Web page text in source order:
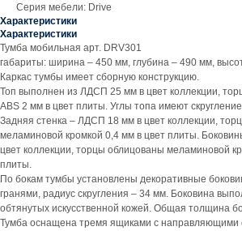
Серия мебели: Drive
Характеристики
Характеристики
Тумба мобильная арт. DRV301
габариты: ширина – 450 мм, глубина – 490 мм,
Каркас тумбы имеет сборную конструкцию.
Топ выполнен из ЛДСП 25 мм в цвет коллекции,
ABS 2 мм в цвет плиты. Углы топа имеют
Задняя стенка – ЛДСП 18 мм в цвет коллекции,
меламиновой кромкой 0,4 мм в цвет плиты.
цвет коллекции, торцы облицованы меламиновой
плиты.
По бокам тумбы установлены декоративные
гранями, радиус скругления – 34 мм. Боковина
обтянутых искусственной кожей. Общая толщина
Тумба оснащена тремя ящиками с направляющими